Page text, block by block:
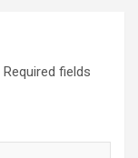
Required fields